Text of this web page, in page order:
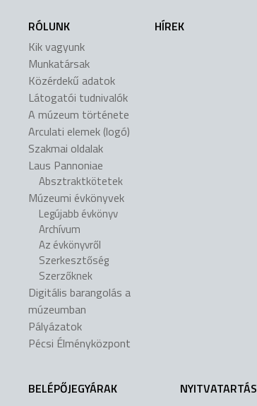
RÓLUNK
Kik vagyunk
Munkatársak
Közérdekű adatok
Látogatói tudnivalók
A múzeum története
Arculati elemek (logó)
Szakmai oldalak
Laus Pannoniae
Absztraktkötetek
Múzeumi évkönyvek
Legújabb évkönyv
Archívum
Az évkönyvről
Szerkesztőség
Szerzőknek
Digitális barangolás a
múzeumban
Pályázatok
Pécsi Élményközpont
HÍREK
BELÉPŐJEGYÁRAK NYITVATARTÁS